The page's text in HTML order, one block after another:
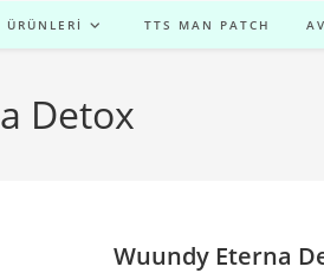
TTS MAN PATCH
Detox
Wuundy Eterna